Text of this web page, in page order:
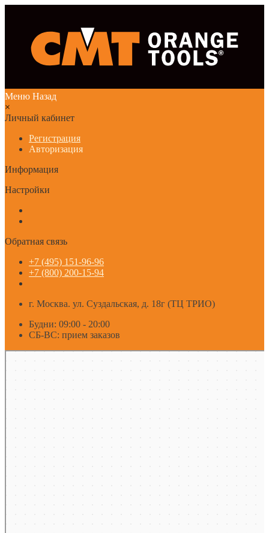
Меню Назад
×
Личный кабинет
Регистрация
Авторизация
Информация
Настройки
Обратная связь
+7 (495) 151-96-96
+7 (800) 200-15-94
г. Москва. ул. Суздальская, д. 18г (ТЦ ТРИО)
Будни: 09:00 - 20:00
СБ-ВС: прием заказов